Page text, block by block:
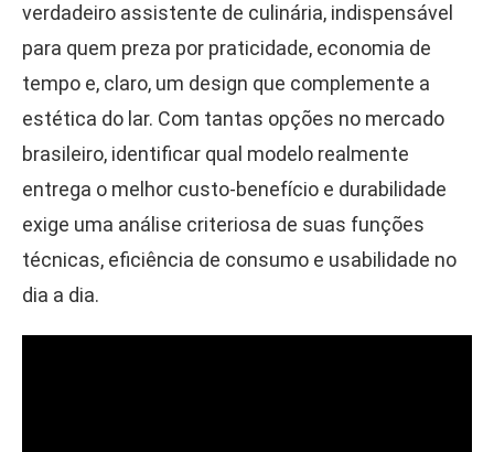
verdadeiro assistente de culinária, indispensável
para quem preza por praticidade, economia de
tempo e, claro, um design que complemente a
estética do lar. Com tantas opções no mercado
brasileiro, identificar qual modelo realmente
entrega o melhor custo-benefício e durabilidade
exige uma análise criteriosa de suas funções
técnicas, eficiência de consumo e usabilidade no
dia a dia.